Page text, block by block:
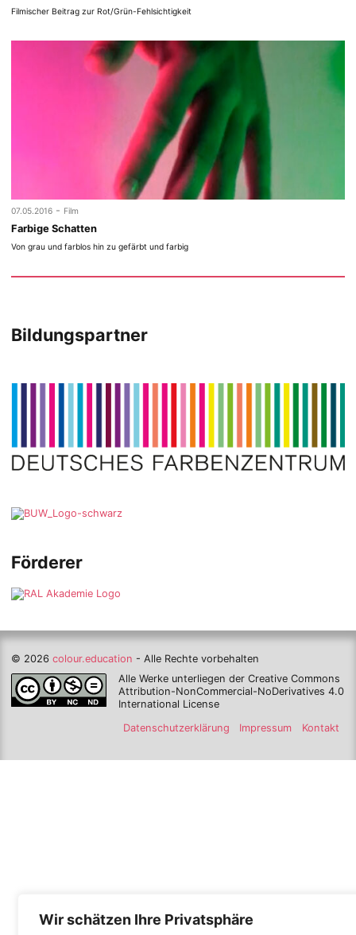
Wir schätzen Ihre Privatsphäre
Filmischer Beitrag zur Rot/Grün-Fehlsichtigkeit
07.05.2016 - Film
Farbige Schatten
Von grau und farblos hin zu gefärbt und farbig
Bildungspartner
Förderer
© 2026 colour.education - Alle Rechte vorbehalten
Alle Werke unterliegen der Creative Commons
Attribution-NonCommercial-NoDerivatives 4.0
International License
Datenschutzerklärung
Impressum Kontakt